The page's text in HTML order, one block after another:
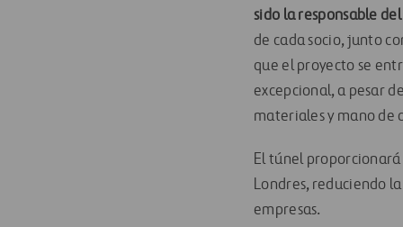
sido la responsable
de cada socio, junto
que el proyecto se
excepcional, a pesar
materiales y mano de
El túnel proporcionará
Londres, reduciendo
empresas.